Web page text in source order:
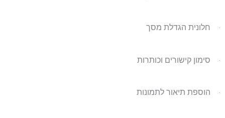
· חלונית הגדלת מסך
· סימון קישורים וכותרות
· הוספת תיאור לתמונות